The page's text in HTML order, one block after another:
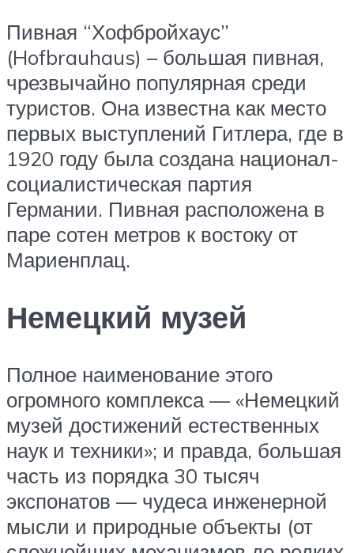
Пивная “Хофбройхаус”
(Hofbrauhaus) – большая пивная,
чрезвычайно популярная среди
туристов. Она известна как место
первых выступлений Гитлера, где в
1920 году была создана национал-
социалистическая партия
Германии. Пивная расположена в
паре сотен метров к востоку от
Мариенплац.
Немецкий музей
Полное наименование этого
огромного комплекса — «Немецкий
музей достижений естественных
наук и техники»; и правда, большая
часть из порядка 30 тысяч
экспонатов — чудеса инженерной
мысли и природные объекты (от